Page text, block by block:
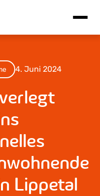
4. Juni 2024
Lippetal